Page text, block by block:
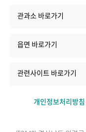
관과소 바로가기
읍면 바로가기
관련사이트 바로가기
개인정보처리방침